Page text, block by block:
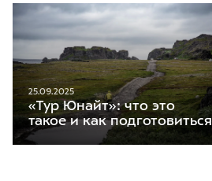
25.09.2025
«Тур Юнайт»: что это
такое и как подготовиться